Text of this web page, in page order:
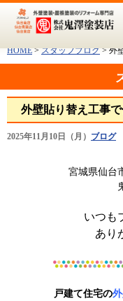
HOME > スタッフブログ > 外
外壁貼り替え工事
2025年11月10日（月） ブログ
宮城県仙台
いつも
あり
戸建て住宅の